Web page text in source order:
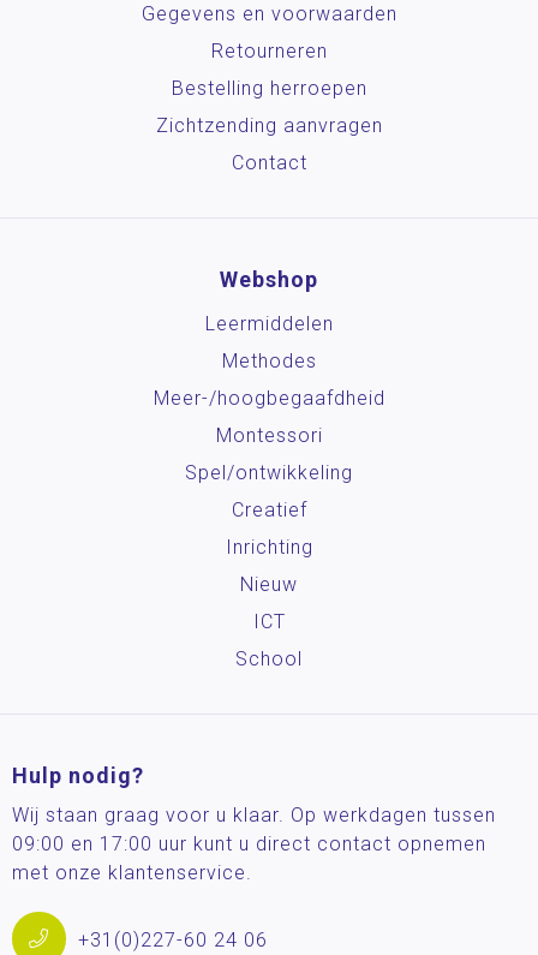
Gegevens en voorwaarden
Retourneren
Bestelling herroepen
Zichtzending aanvragen
Contact
Webshop
Leermiddelen
Methodes
Meer-/hoog­begaafdheid
Montessori
Spel/ontwikkeling
Creatief
Inrichting
Nieuw
ICT
School
Hulp nodig?
Wij staan graag voor u klaar. Op werkdagen tussen
09:00 en 17:00 uur kunt u direct contact opnemen
met onze klantenservice.
+31(0)227-60 24 06